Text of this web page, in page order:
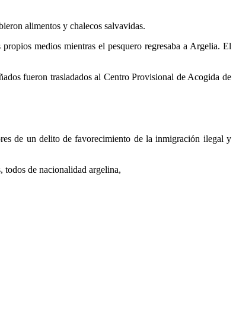
alimentos y chalecos salvavidas.
medios mientras el pesquero regresaba a Argelia. El
fueron trasladados al Centro Provisional de Acogida de
de un delito de favorecimiento de la inmigración ilegal y
todos de nacionalidad argelina,